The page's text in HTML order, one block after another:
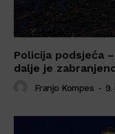
Policija podsjeća
dalje je
Franjo Kompes - 9.